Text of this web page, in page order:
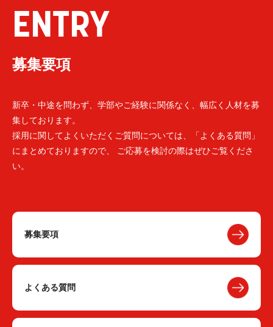
ENTRY
募集要項
新卒・中途を問わず、学部やご経験に関係なく、幅広く人材を募
集しております。
採用に関してよくいただくご質問については、「よくある質問」
にまとめておりますので、 ご応募を検討の際はぜひご覧くださ
い。
募集要項
よくある質問